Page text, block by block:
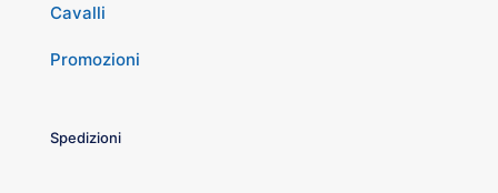
Cavalli
Promozioni
Spedizioni